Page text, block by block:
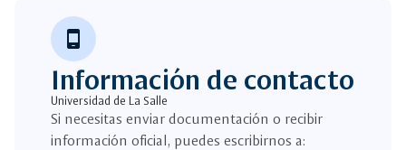
phone_android
Información de contacto
Universidad de La Salle
Si necesitas enviar documentación o recibir
información oficial, puedes escribirnos a: